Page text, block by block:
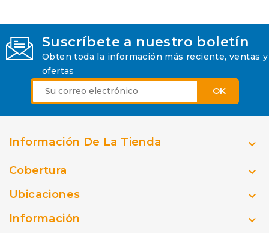
Suscríbete a nuestro boletín
Obten toda la información más reciente, ventas y
ofertas
Información De La Tienda 
Cobertura 
Ubicaciones 
Información 